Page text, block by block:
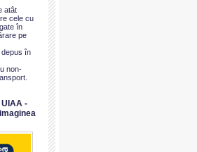
atât
cele cu
în
pe
depus în
non-
-